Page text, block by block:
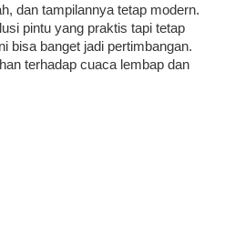
dan tampilannya tetap modern.
pintu yang praktis tapi tetap
bisa banget jadi pertimbangan.
terhadap cuaca lembap dan